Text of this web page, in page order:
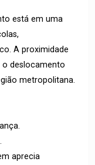
está em uma
A proximidade
o deslocamento
metropolitana.
aprecia